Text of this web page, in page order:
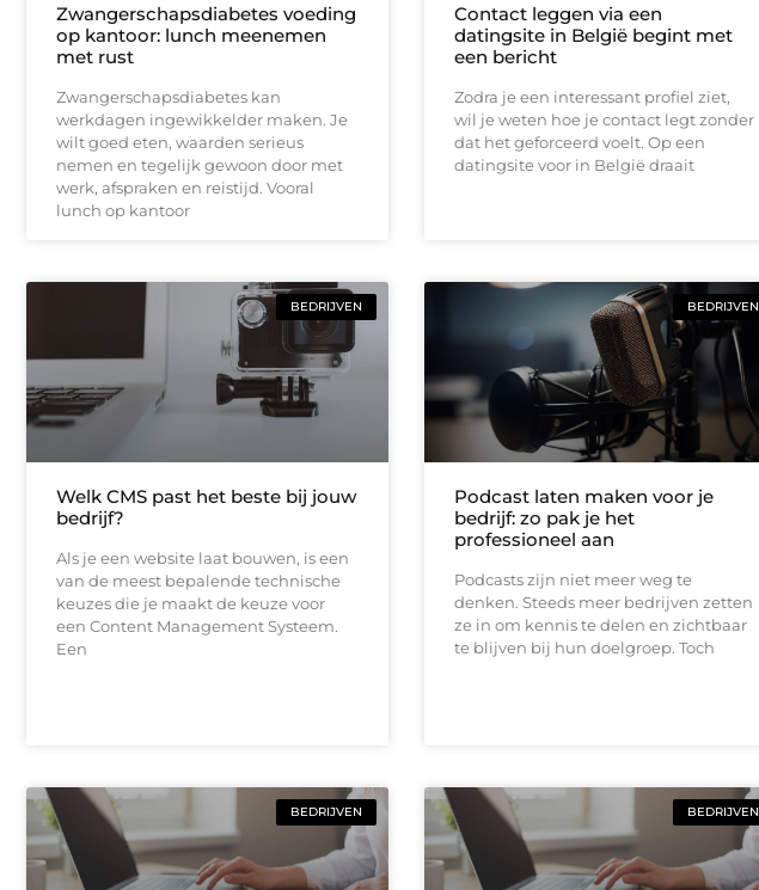
Zwangerschapsdiabetes voeding
op kantoor: lunch meenemen
met rust
Zwangerschapsdiabetes kan
werkdagen ingewikkelder maken. Je
wilt goed eten, waarden serieus
nemen en tegelijk gewoon door met
werk, afspraken en reistijd. Vooral
lunch op kantoor
Contact leggen via een
datingsite in België begint met
een bericht
Zodra je een interessant profiel ziet,
wil je weten hoe je contact legt zonder
dat het geforceerd voelt. Op een
datingsite voor in België draait
BEDRIJVEN
Welk CMS past het beste bij jouw
bedrijf?
Als je een website laat bouwen, is een
van de meest bepalende technische
keuzes die je maakt de keuze voor
een Content Management Systeem.
Een
BEDRIJVEN
Podcast laten maken voor je
bedrijf: zo pak je het
professioneel aan
Podcasts zijn niet meer weg te
denken. Steeds meer bedrijven zetten
ze in om kennis te delen en zichtbaar
te blijven bij hun doelgroep. Toch
BEDRIJVEN BEDRIJVEN